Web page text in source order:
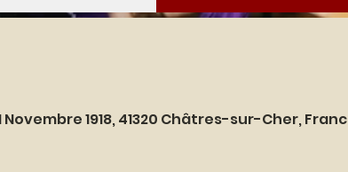
1918, 41320 Châtres-sur-Cher,